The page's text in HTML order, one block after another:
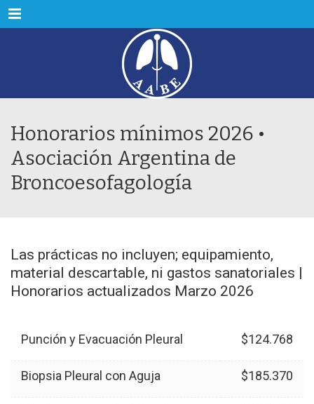
Menu
Honorarios mínimos 2026 •
Asociación Argentina de
Broncoesofagología
Las prácticas no incluyen; equipamiento,
material descartable, ni gastos sanatoriales |
Honorarios actualizados Marzo 2026
Punción y Evacuación Pleural $124.768
Biopsia Pleural con Aguja $185.370